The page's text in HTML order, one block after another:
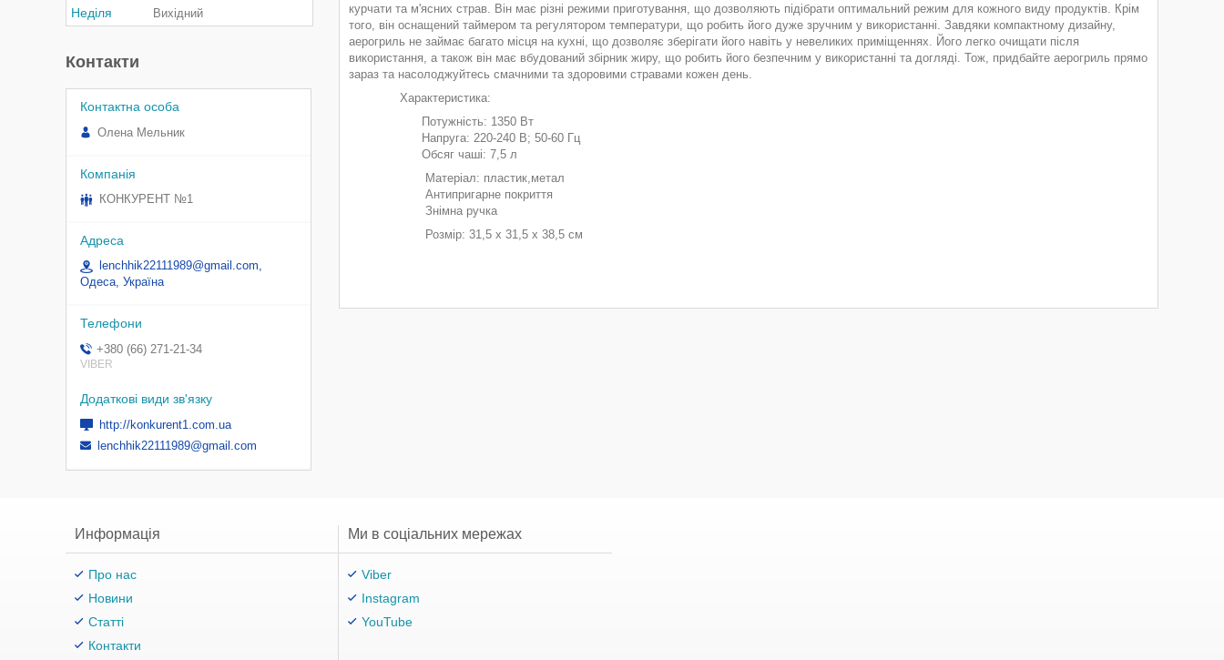
курчати та м'ясних страв. Він має різні режими приготування, що дозволяють підібрати оптимальний режим для кожного виду продуктів. Крім
того, він оснащений таймером та регулятором температури, що робить його дуже зручним у використанні. Завдяки компактному дизайну,
аерогриль не займає багато місця на кухні, що дозволяє зберігати його навіть у невеликих приміщеннях. Його легко очищати після
використання, а також він має вбудований збірник жиру, що робить його безпечним у використанні та догляді. Тож, придбайте аерогриль прямо
зараз та насолоджуйтесь смачними та здоровими стравами кожен день.
Характеристика:
Потужність: 1350 Вт
Напруга: 220-240 В; 50-60 Гц
Обсяг чаші: 7,5 л
Матеріал: пластик,метал
Антипригарне покриття
Знімна ручка
Розмір: 31,5 х 31,5 х 38,5 см
Неділя Вихідний
Контакти
Олена Мельник
КОНКУРЕНТ №1
lenchhik22111989@gmail.com,
Одеса, Україна
+380 (66) 271-21-34
VIBER
http://konkurent1.com.ua
lenchhik22111989@gmail.com
Информація
Про нас
Новини
Статті
Контакти
Ми в соціальних мережах
Viber
Instagram
YouTube